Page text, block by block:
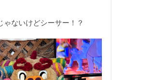
ゃないけどシーサー！？